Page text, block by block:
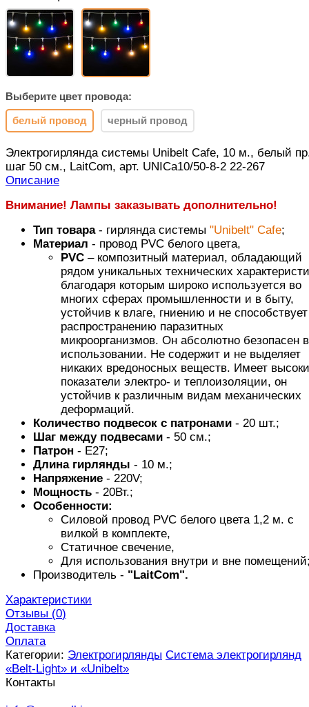
Выберите цвет провода:
белый провод черный провод
Электрогирлянда системы Unibelt Cafe, 10 м., белый
шаг 50 см., LaitCom, арт. UNICa10/50-8-2 22-267
Описание
Внимание! Лампы заказывать дополнительно!
Тип товара- гирлянда системы "Unibelt" Cafe;
Материал - провод PVC белого цвета,
PVC – композитный материал, обладающий
рядом уникальных технических
благодаря которым широко используется во
многих сферах промышленности и в быту,
устойчив к влаге, гниению и не способствует
распространению паразитных
микроорганизмов. Он абсолютно безопасен в
использовании. Не содержит и не выделяет
никаких вредоносных веществ. Имеет
показатели электро- и теплоизоляции, он
устойчив к различным видам механических
деформаций.
Количество подвесок с патронами - 20 шт.;
Шаг между подвесами - 50 см.;
Патрон - E27;
Длина гирлянды - 10 м.;
Напряжение - 220V;
Мощность - 20Вт.;
Особенности:
Силовой провод PVC белого цвета 1,2 м. с
вилкой в комплекте,
Статичное свечение,
Для использования внутри и вне
Производитель - "LaitCom".
Характеристики
Отзывы (0)
Доставка
Оплата
Категории: Электрогирлянды Система электрогирлянд
«Belt-Light» и «Unibelt»
Контакты